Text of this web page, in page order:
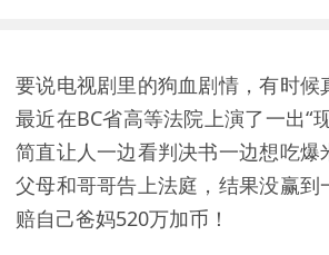
要说电视剧里的狗血剧情，有时候
最近在BC省高等法院上演了一出“
简直让人一边看判决书一边想吃爆
父母和哥哥告上法庭，结果没赢到
赔自己爸妈520万加币 ！